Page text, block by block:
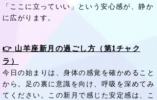
「ここに立っていい」という安心感が、静か
に広がります。
👉 山羊座新月の過ごし方（第1チャク
ラ）
今日の始まりは、身体の感覚を確かめること
から。足の裏に意識を向け、呼吸を深めてみ
てください。この新月で感じた安定感は、こ